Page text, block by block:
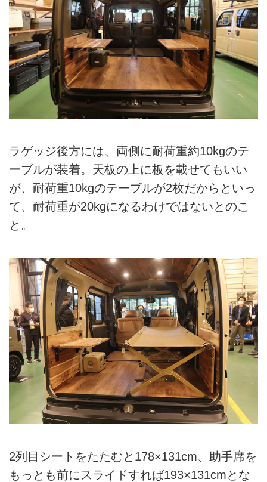
ラゲッジ後方には、両側に耐荷重約10kgのテ
ーブルが装着。天板の上に板を載せてもいい
が、耐荷重10kgのテーブルが2枚だからといっ
て、耐荷重が20kgになるわけではないとのこ
と。
2列目シートをたたむと178×131cm、助手席を
もっとも前にスライドすれば193×131cmとな